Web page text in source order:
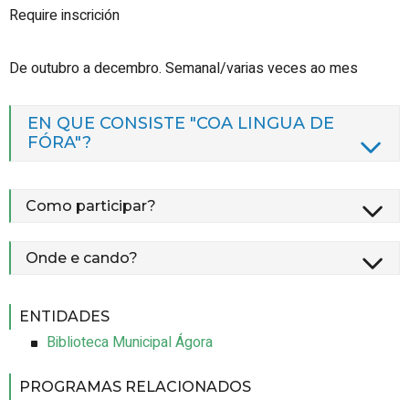
Require inscrición
De outubro a decembro. Semanal/varias veces ao mes
EN QUE CONSISTE "COA LINGUA DE
FÓRA"?
Como participar?
Onde e cando?
ENTIDADES
Biblioteca Municipal Ágora
PROGRAMAS RELACIONADOS